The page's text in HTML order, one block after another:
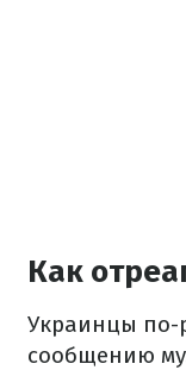
Как
Украинцы по-
сообщению